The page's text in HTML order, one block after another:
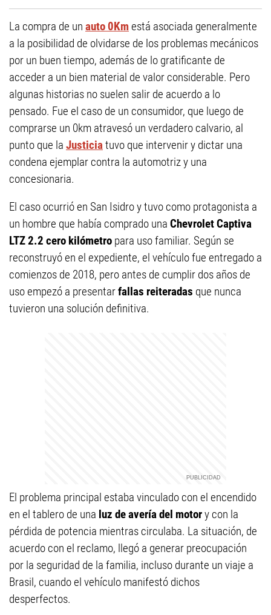
La compra de un auto 0Km está asociada generalmente
a la posibilidad de olvidarse de los problemas mecánicos
por un buen tiempo, además de lo gratificante de
acceder a un bien material de valor considerable. Pero
algunas historias no suelen salir de acuerdo a lo
pensado. Fue el caso de un consumidor, que luego de
comprarse un 0km atravesó un verdadero calvario, al
punto que la Justiciatuvo que intervenir y dictar una
condena ejemplar contra la automotriz y una
concesionaria.
El caso ocurrió en San Isidro y tuvo como protagonista a
un hombre que había comprado una Chevrolet Captiva
LTZ 2.2 cero kilómetro para uso familiar. Según se
reconstruyó en el expediente, el vehículo fue entregado a
comienzos de 2018, pero antes de cumplir dos años de
uso empezó a presentarfallas reiteradas que nunca
tuvieron una solución definitiva.
El problema principal estaba vinculado con el encendido
en el tablero de una luz de avería del motory con la
pérdida de potencia mientras circulaba. La situación, de
acuerdo con el reclamo, llegó a generar preocupación
por la seguridad de la familia, incluso durante un viaje a
Brasil, cuando el vehículo manifestó dichos
desperfectos.